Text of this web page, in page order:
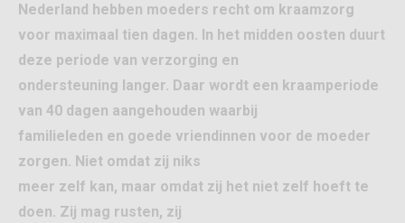
Nederland hebben moeders recht om kraamzorg
voor maximaal tien dagen. In het midden oosten duurt
deze periode van verzorging en
ondersteuning langer. Daar wordt een kraamperiode
van 40 dagen aangehouden waarbij
familieleden en goede vriendinnen voor de moeder
zorgen. Niet omdat zij niks
meer zelf kan, maar omdat zij het niet zelf hoeft te
doen. Zij mag rusten, zij